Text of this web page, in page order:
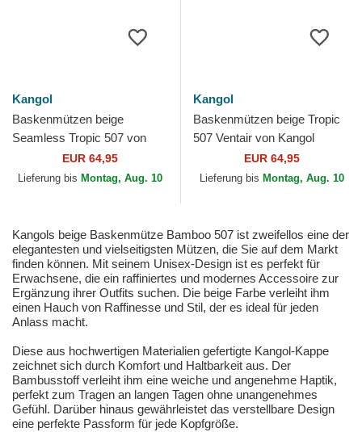
Kangol
Baskenmützen beige
Seamless Tropic 507 von
EUR 64,95
Lieferung bis Montag, Aug. 10
Kangol
Baskenmützen beige Tropic
507 Ventair von Kangol
EUR 64,95
Lieferung bis Montag, Aug. 10
Kangols beige Baskenmütze Bamboo 507 ist zweifellos eine der
elegantesten und vielseitigsten Mützen, die Sie auf dem Markt
finden können. Mit seinem Unisex-Design ist es perfekt für
Erwachsene, die ein raffiniertes und modernes Accessoire zur
Ergänzung ihrer Outfits suchen. Die beige Farbe verleiht ihm
einen Hauch von Raffinesse und Stil, der es ideal für jeden
Anlass macht.
Diese aus hochwertigen Materialien gefertigte Kangol-Kappe
zeichnet sich durch Komfort und Haltbarkeit aus. Der
Bambusstoff verleiht ihm eine weiche und angenehme Haptik,
perfekt zum Tragen an langen Tagen ohne unangenehmes
Gefühl. Darüber hinaus gewährleistet das verstellbare Design
eine perfekte Passform für jede Kopfgröße.